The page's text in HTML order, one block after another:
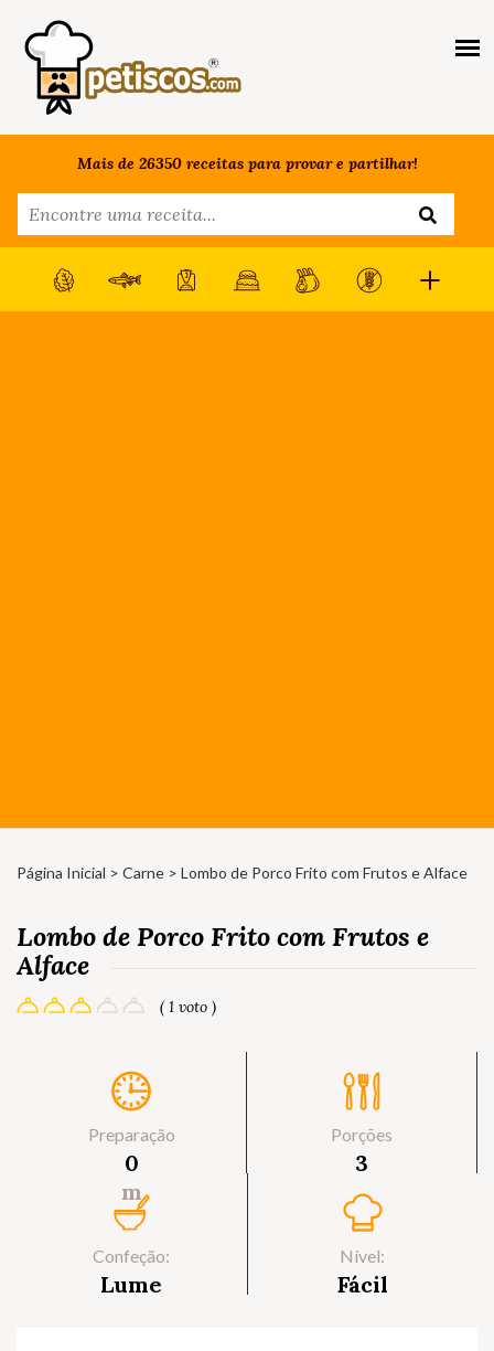
Mais de 26350 receitas para provar e partilhar!
Página Inicial > Carne > Lombo de Porco Frito com Frutos e Alface
Lombo de Porco Frito com Frutos e
Alface
( 1 voto )
Preparação
0
m
Porções
3
Confeção:
Lume
Nível:
Fácil